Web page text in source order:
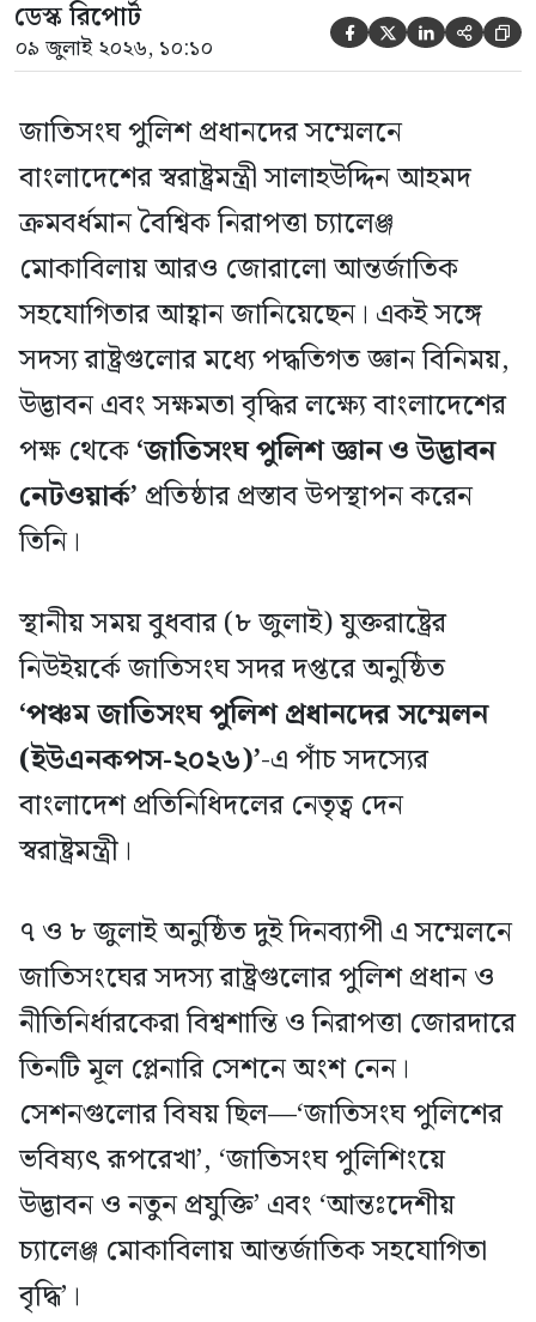
ডেস্ক রিপোর্ট
০৯ জুলাই ২০২৬, ১০:১০     
জাতিসংঘ পুলিশ প্রধানদের সম্মেলনে
বাংলাদেশের স্বরাষ্ট্রমন্ত্রী সালাহউদ্দিন আহমদ
ক্রমবর্ধমান বৈশ্বিক নিরাপত্তা চ্যালেঞ্জ
মোকাবিলায় আরও জোরালো আন্তর্জাতিক
সহযোগিতার আহ্বান জানিয়েছেন। একই সঙ্গে
সদস্য রাষ্ট্রগুলোর মধ্যে পদ্ধতিগত জ্ঞান বিনিময়,
উদ্ভাবন এবং সক্ষমতা বৃদ্ধির লক্ষ্যে বাংলাদেশের
পক্ষ থেকে‘জাতিসংঘ পুলিশ জ্ঞান ও উদ্ভাবন
নেটওয়ার্ক’ প্রতিষ্ঠার প্রস্তাব উপস্থাপন করেন
তিনি।
স্থানীয় সময় বুধবার (৮ জুলাই) যুক্তরাষ্ট্রের
নিউইয়র্কে জাতিসংঘ সদর দপ্তরে অনুষ্ঠিত
‘পঞ্চম জাতিসংঘ পুলিশ প্রধানদের সম্মেলন
(ইউএনকপস-২০২৬)’-এ পাঁচ সদস্যের
বাংলাদেশ প্রতিনিধিদলের নেতৃত্ব দেন
স্বরাষ্ট্রমন্ত্রী।
৭ ও ৮ জুলাই অনুষ্ঠিত দুই দিনব্যাপী এ সম্মেলনে
জাতিসংঘের সদস্য রাষ্ট্রগুলোর পুলিশ প্রধান ও
নীতিনির্ধারকেরা বিশ্বশান্তি ও নিরাপত্তা জোরদারে
তিনটি মূল প্লেনারি সেশনে অংশ নেন।
সেশনগুলোর বিষয় ছিল—‘জাতিসংঘ পুলিশের
ভবিষ্যৎ রূপরেখা’, ‘জাতিসংঘ পুলিশিংয়ে
উদ্ভাবন ও নতুন প্রযুক্তি’ এবং ‘আন্তঃদেশীয়
চ্যালেঞ্জ মোকাবিলায় আন্তর্জাতিক সহযোগিতা
বৃদ্ধি’।